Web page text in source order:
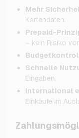
Mehr
Kartendaten.
Prepaid-
– kein Risiko
Schnelle
Eingaben.
International
Einkäufe im